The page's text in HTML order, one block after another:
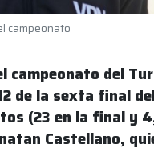
campeonato
campeonato del
de la sexta final
(23 en la final y
Castellano,